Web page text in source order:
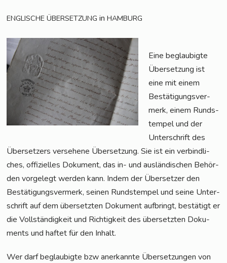
ENGLISCHE ÜBERSETZUNG inHAMBURG
Eine beglau­big­te
Über­set­zung ist
eine mit einem
Bestä­ti­gungs­ver­
merk, einem Rund­s­
tem­pel und der
Unter­schrift des
Über­set­zers ver­se­he­ne Über­set­zung. Sie ist ein ver­bind­li­
ches, offi­zi­el­les Doku­ment, das in- und aus­län­di­schen Behör­
den vor­ge­legt wer­den kann. Indem der Über­set­zer den
Bestä­ti­gungs­ver­merk, sei­nen Rund­s­tem­pel und sei­ne Unter­
schrift auf dem über­setz­ten Doku­ment auf­bringt, bestä­tigt er
die Voll­stän­dig­keit und Rich­tig­keit des über­setz­ten Doku­
ments und haf­tet für den Inhalt.
Wer darf beglau­big­te bzw aner­kann­te Über­set­zun­gen von